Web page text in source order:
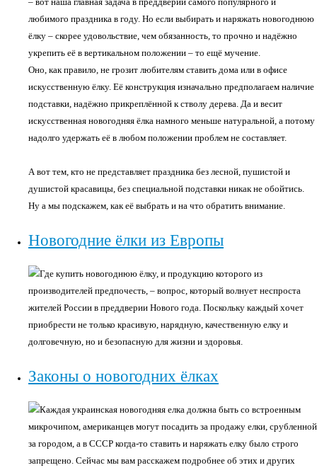
любимого праздника в году. Но если выбирать и наряжать новогоднюю
ёлку – скорее удовольствие, чем обязанность, то прочно и надёжно
укрепить её в вертикальном положении – то ещё мучение.
Оно, как правило, не грозит любителям ставить дома или в офисе
искусственную ёлку. Её конструкция изначально предполагаем наличие
подставки, надёжно прикреплённой к стволу дерева. Да и весит
искусственная новогодняя ёлка намного меньше натуральной, а потому
надолго удержать её в любом положении проблем не составляет.
А вот тем, кто не представляет праздника без лесной, пушистой и
душистой красавицы, без специальной подставки никак не обойтись.
Ну а мы подскажем, как её выбрать и на что обратить внимание.
Новогодние ёлки из Европы
Где купить новогоднюю ёлку, и продукцию которого из
производителей предпочесть, – вопрос, который волнует неспроста
жителей России в преддверии Нового года. Поскольку каждый хочет
приобрести не только красивую, нарядную, качественную елку и
долговечную, но и безопасную для жизни и здоровья.
Законы о новогодних ёлках
Каждая украинская новогодняя елка должна быть со встроенным
микрочипом, американцев могут посадить за продажу елки, срубленной
за городом, а в СССР когда-то ставить и наряжать елку было строго
запрещено. Сейчас мы вам расскажем подробнее об этих и других